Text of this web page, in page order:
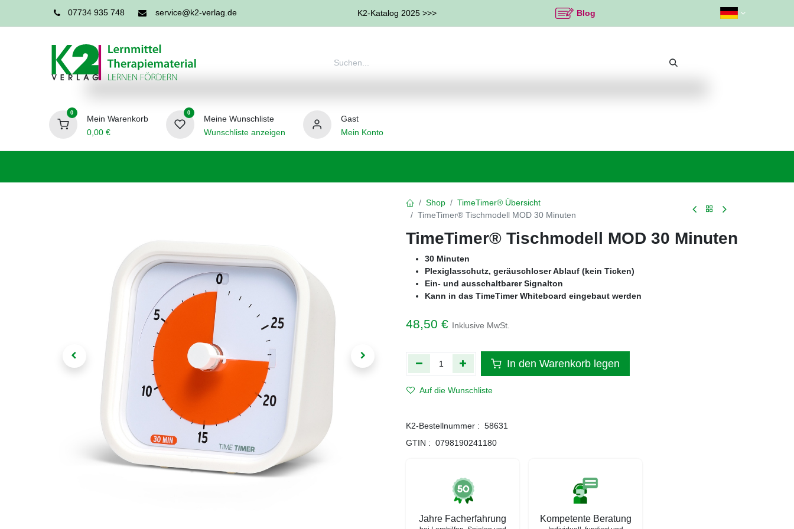
07734 935 748 service@k2-verlag.de K2-Katalog 2025 >>> Blog
0
Mein Warenkorb
0,00€
0
Meine Wunschliste
Wunschliste anzeigen
Gast
Mein Konto
Shop
TimeTimer® Übersicht
TimeTimer® Tischmodell MOD 30 Minuten
TimeTimer® Tischmodell MOD 30 Minuten
30 Minuten
Plexiglasschutz, geräuschloser Ablauf (kein Ticken)
Ein- und ausschaltbarer Signalton
Kann in das TimeTimer Whiteboard eingebaut werden
48,50 € Inklusive MwSt.
In den Warenkorb legen
Auf die Wunschliste
K2-Bestellnummer : 58631
GTIN : 0798190241180
Jahre Facherfahrung Kompetente Beratung